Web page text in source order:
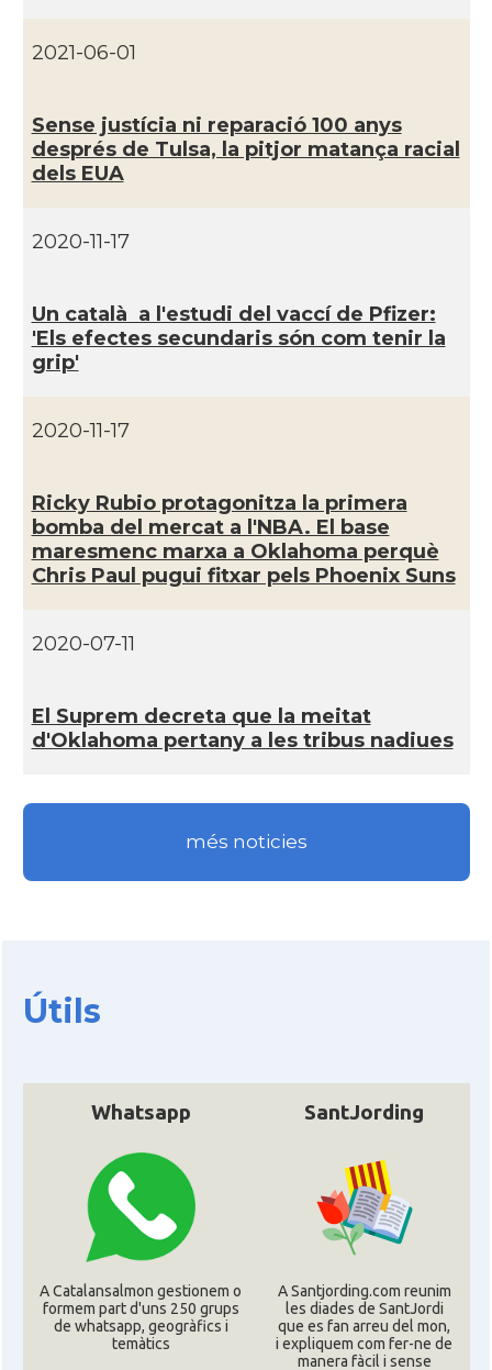
CAMON Catalans a MINNESOTA
CAMON Catalans a New Orleans
CAMON Catalans a ORLANDO
CAMON Catalans a Portland (OR)
CAMON Catalans a PROVIDENCE
CAMON
CAMON Catalans a SAN FRANCISCO
CAMON Catalans a Sarasota, Florida, USA
CAMON Catalans a SEATTLE
CAMON
Catalans a Silicon Valley (San Jose),
California, USA
2021-06-01
Sense justí­cia ni reparació 100 anys
després de Tulsa, la pitjor matança racial
dels EUA
2020-11-17
Un català a l'estudi del vaccí­ de Pfizer:
'Els efectes secundaris són com tenir la
grip'
2020-11-17
Ricky Rubio protagonitza la primera
bomba del mercat a l'NBA. El base
maresmenc marxa a Oklahoma perquè
Chris Paul pugui fitxar pels Phoenix Suns
2020-07-11
El Suprem decreta que la meitat
d'Oklahoma pertany a les tribus nadiues
més noticies
Útils
Whatsapp
A Catalansalmon gestionem o
formem part d'uns 250 grups
de whatsapp, geogràfics i
temàtics
SantJording
A Santjording.com reunim
les diades de SantJordi
que es fan arreu del mon,
i expliquem com fer-ne de
manera fàcil i sense